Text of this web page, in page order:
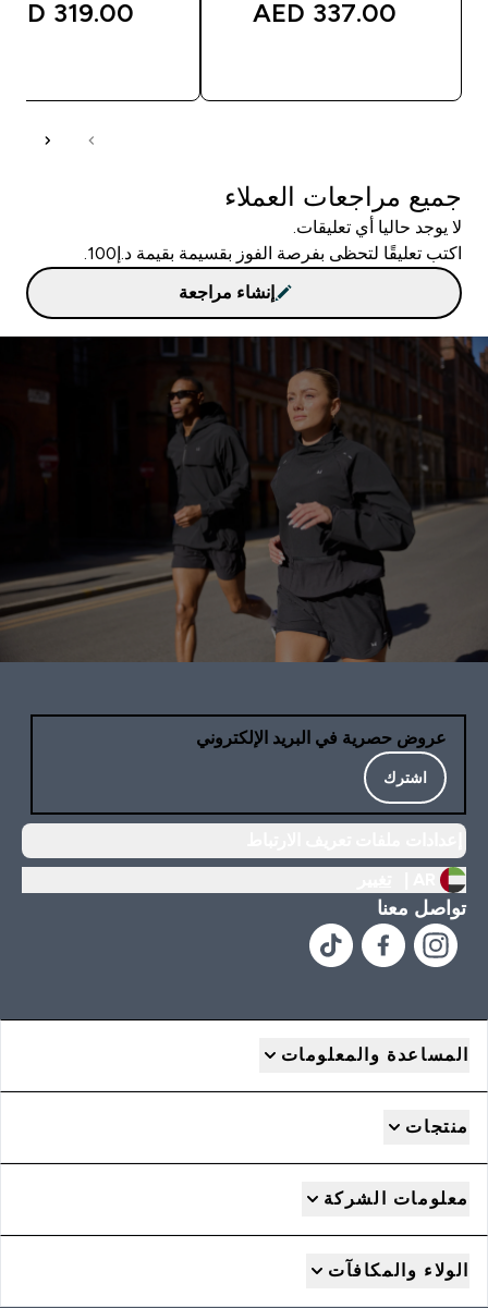
337.00 AED‎
319.00 AED‎
جميع مراجعات العملاء
لا يوجد حاليا أي تعليقات.
اكتب تعليقًا لتحظى بفرصة الفوز بقسيمة بقيمة د.إ100.
إنشاء مراجعة
عروض حصرية في البريد الإلكتروني
اشترك
تواصل معنا
المساعدة والمعلومات
منتجات
معلومات الشركة
الولاء والمكافآت